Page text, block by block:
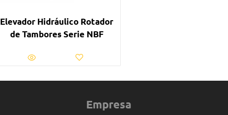
Elevador Hidráulico Rotador
de Tambores Serie NBF
Empresa